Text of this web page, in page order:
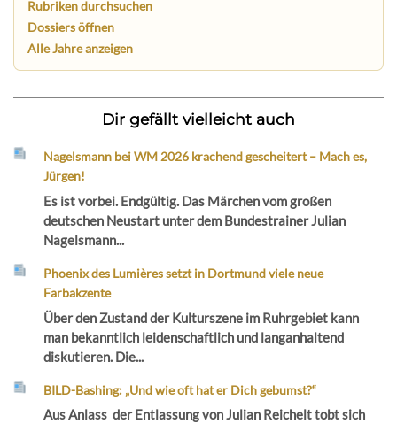
Rubriken durchsuchen
Dossiers öffnen
Alle Jahre anzeigen
Dir gefällt vielleicht auch
Nagelsmann bei WM 2026 krachend gescheitert – Mach es,
Jürgen!
Es ist vorbei. Endgültig. Das Märchen vom großen
deutschen Neustart unter dem Bundestrainer Julian
Nagelsmann...
Phoenix des Lumières setzt in Dortmund viele neue
Farbakzente
Über den Zustand der Kulturszene im Ruhrgebiet kann
man bekanntlich leidenschaftlich und langanhaltend
diskutieren. Die...
BILD-Bashing: „Und wie oft hat er Dich gebumst?“
Aus Anlass der Entlassung von Julian Reichelt tobt sich